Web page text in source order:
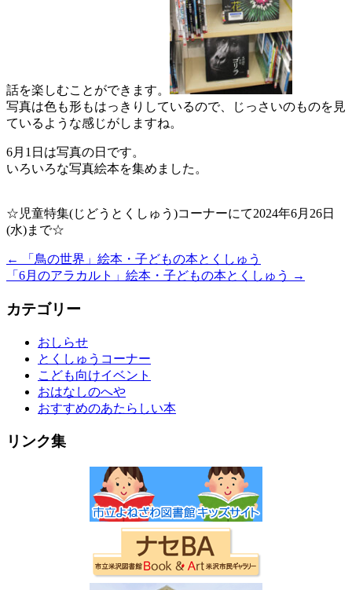
話を楽しむことができます。
写真は色も形もはっきりしているので、じっさいのものを見
ているような感じがしますね。
6月1日は写真の日です。
いろいろな写真絵本を集めました。
☆児童特集(じどうとくしゅう)コーナーにて2024年6月26日
(水)まで☆
←
「鳥の世界」絵本・子どもの本とくしゅう
「6月のアラカルト」絵本・子どもの本とくしゅう
→
カテゴリー
おしらせ
とくしゅうコーナー
こども向けイベント
おはなしのへや
おすすめのあたらしい本
リンク集